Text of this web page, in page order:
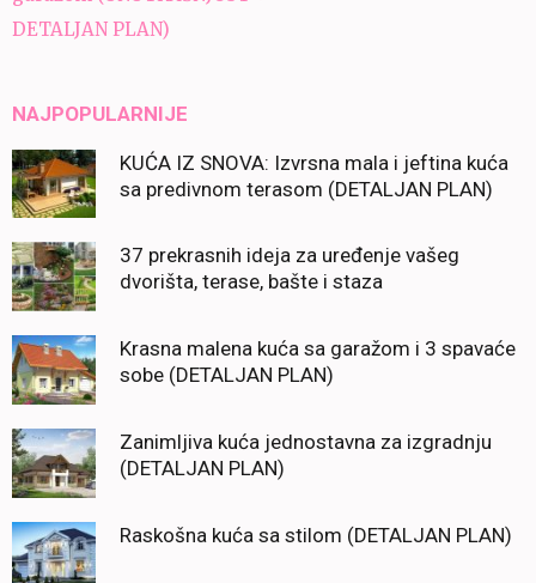
DETALJAN PLAN)
NAJPOPULARNIJE
KUĆA IZ SNOVA: Izvrsna mala i jeftina kuća
sa predivnom terasom (DETALJAN PLAN)
37 prekrasnih ideja za uređenje vašeg
dvorišta, terase, bašte i staza
Krasna malena kuća sa garažom i 3 spavaće
sobe (DETALJAN PLAN)
Zanimljiva kuća jednostavna za izgradnju
(DETALJAN PLAN)
Raskošna kuća sa stilom (DETALJAN PLAN)